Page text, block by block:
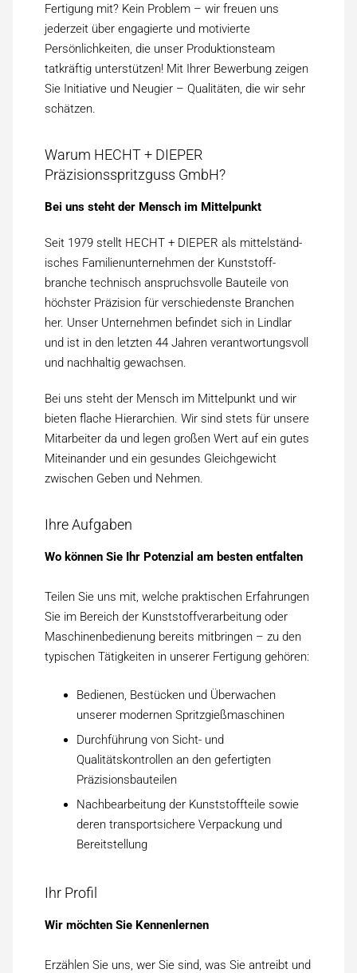
Fertigung mit? Kein Problem – wir freuen uns
jederzeit über engagierte und motivierte
Persönlichkeiten, die unser Produktionsteam
tatkräftig unterstützen! Mit Ihrer Bewerbung zeigen
Sie Initiative und Neugier – Qualitäten, die wir sehr
schätzen.
Warum HECHT + DIEPER
Präzisionsspritzguss GmbH?
Bei uns steht der Mensch im Mittelpunkt
Seit 1979 stellt HECHT + DIEPER als mittelständ­
isches Familien­­unternehmen der Kunststoff­­
branche technisch anspruchs­­volle Bauteile von
höchster Präzision für verschiedenste Branchen
her. Unser Unternehmen befindet sich in Lindlar
und ist in den letzten 44 Jahren verantwortungs­voll
und nach­haltig ge­wachsen.
Bei uns steht der Mensch im Mittel­­punkt und wir
bieten flache Hierarchien. Wir sind stets für unsere
Mitarbeiter da und legen großen Wert auf ein gutes
Miteinander und ein gesundes Gleich­­gewicht
zwischen Geben und Nehmen.
Ihre Aufgaben
Wo können Sie Ihr Potenzial am besten entfalten
Teilen Sie uns mit, welche praktischen Erfahrungen
Sie im Bereich der Kunststoffverarbeitung oder
Maschinenbedienung bereits mitbringen – zu den
typischen Tätigkeiten in unserer Fertigung gehören:
Bedienen, Bestücken und Überwachen
unserer modernen Spritzgießmaschinen
Durchführung von Sicht- und
Qualitätskontrollen an den gefertigten
Präzisionsbauteilen
Nachbearbeitung der Kunststoffteile sowie
deren transportsichere Verpackung und
Bereitstellung
Ihr Profil
Wir möchten Sie Kennen­lernen
Erzählen Sie uns, wer Sie sind, was Sie antreibt und